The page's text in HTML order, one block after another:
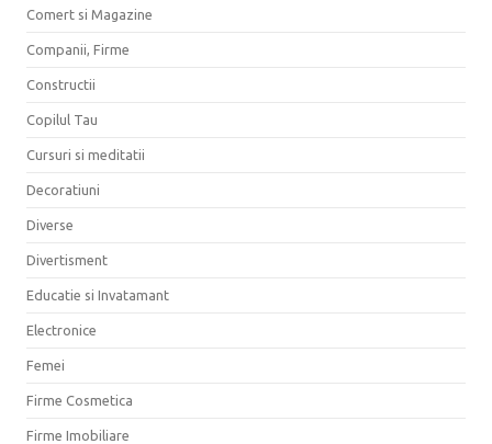
Comert si Magazine
Companii, Firme
Constructii
Copilul Tau
Cursuri si meditatii
Decoratiuni
Diverse
Divertisment
Educatie si Invatamant
Electronice
Femei
Firme Cosmetica
Firme Imobiliare